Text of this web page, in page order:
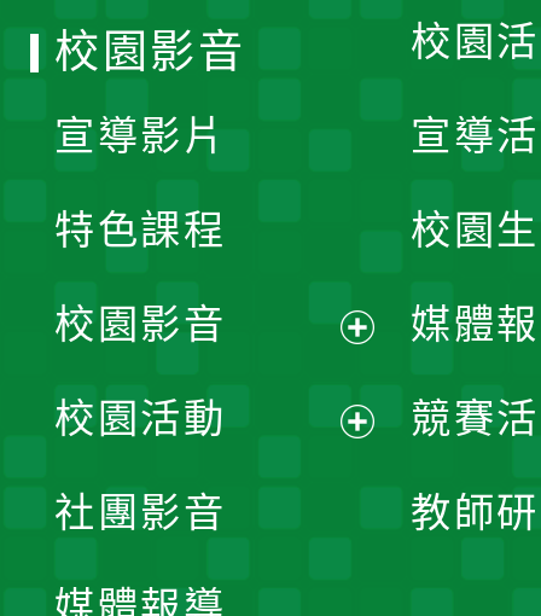
校園
宣導
校園
媒體
競賽
教師
校園影音
宣導影片
特色課程
校園影音
開
校園活動
社團影音
媒體報導